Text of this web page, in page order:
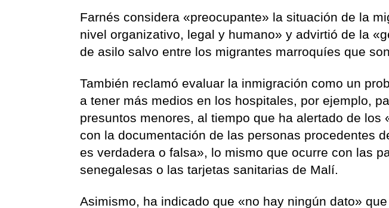
Farnés considera «preocupante» la situación de la
nivel organizativo, legal y humano» y advirtió de la
de asilo salvo entre los migrantes marroquíes que
También reclamó evaluar la inmigración como un
a tener más medios en los hospitales, por ejemplo,
presuntos menores, al tiempo que ha alertado de los
con la documentación de las personas procedentes
es verdadera o falsa», lo mismo que ocurre con las
senegalesas o las tarjetas sanitarias de Malí.
Asimismo, ha indicado que «no hay ningún dato»